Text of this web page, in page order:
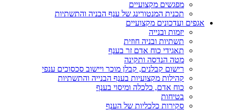
מפגשים מקצועיים
תכנית המנטורינג של ענף הבניה והתשתיות
אגפים ועדכונים מקצועיים
יזמות ובנייה
תשתיות ובניה חוזית
תאגידי כוח אדם זר בענף
מטה הנדסה ותקינה
רישום קבלנים, קבלן מוכר ויישוב סכסוכים ענפי
קהילות מקצועיות בענף הבנייה והתשתיות
כוח אדם, כלכלה ומיסוי בענף
בטיחות
סקירות כלכליות של הענף